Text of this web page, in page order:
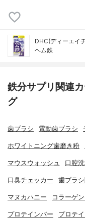
DHC(ディーエイ
ヘム鉄
鉄分サプリ関連
グ
歯ブラシ 電動歯ブラシ
ホワイトニング歯磨き粉
マウスウォッシュ 口腔
口臭チェッカー 歯ブラ
マヌカハニー コラーゲ
プロテインバー プロテ